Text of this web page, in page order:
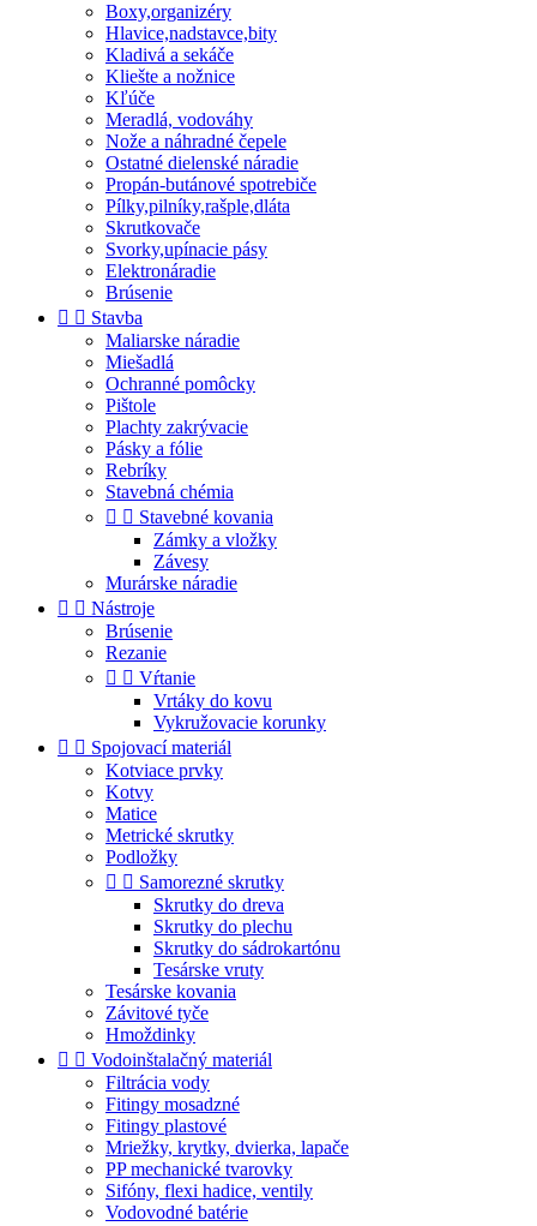
Boxy,organizéry
Hlavice,nadstavce,bity
Kladivá a sekáče
Kliešte a nožnice
Kľúče
Meradlá, vodováhy
Nože a náhradné čepele
Ostatné dielenské náradie
Propán-butánové spotrebiče
Pílky,pilníky,rašple,dláta
Skrutkovače
Svorky,upínacie pásy
Elektronáradie
Brúsenie
  Stavba
Maliarske náradie
Miešadlá
Ochranné pomôcky
Pištole
Plachty zakrývacie
Pásky a fólie
Rebríky
Stavebná chémia
  Stavebné kovania
Zámky a vložky
Závesy
Murárske náradie
  Nástroje
Brúsenie
Rezanie
  Vŕtanie
Vrtáky do kovu
Vykružovacie korunky
  Spojovací materiál
Kotviace prvky
Kotvy
Matice
Metrické skrutky
Podložky
  Samorezné skrutky
Skrutky do dreva
Skrutky do plechu
Skrutky do sádrokartónu
Tesárske vruty
Tesárske kovania
Závitové tyče
Hmoždinky
  Vodoinštalačný materiál
Filtrácia vody
Fitingy mosadzné
Fitingy plastové
Mriežky, krytky, dvierka, lapače
PP mechanické tvarovky
Sifóny, flexi hadice, ventily
Vodovodné batérie